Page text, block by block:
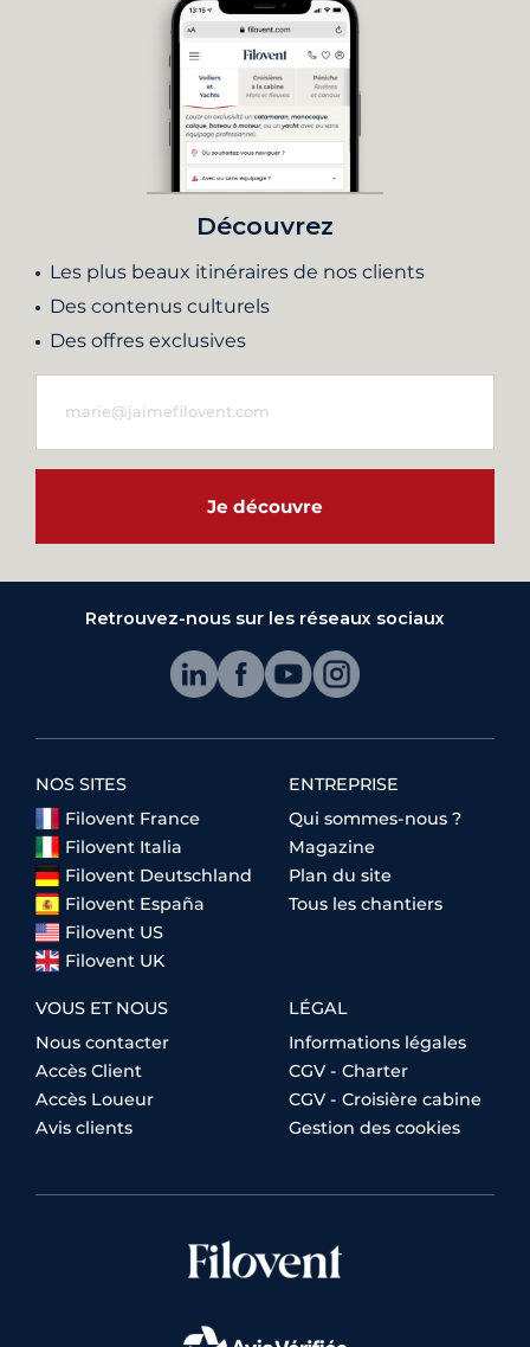
Découvrez
Les plus beaux itinéraires de nos clients
Des contenus culturels
Des offres exclusives
Je découvre
Retrouvez-nous sur les réseaux sociaux
NOS SITES
Filovent France
Filovent Italia
Filovent Deutschland
Filovent España
Filovent US
Filovent UK
ENTREPRISE
Qui sommes-nous ?
Magazine
Plan du site
Tous les chantiers
VOUS ET NOUS
Nous contacter
Accès Client
Accès Loueur
Avis clients
LÉGAL
Informations légales
CGV - Charter
CGV - Croisière cabine
Gestion des cookies